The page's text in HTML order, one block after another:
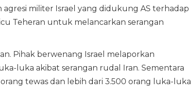
militer Israel yang didukung AS terhadap
Teheran untuk melancarkan serangan
Pihak berwenang Israel melaporkan
luka akibat serangan rudal Iran. Sementara
tewas dan lebih dari 3.500 orang luka-luka